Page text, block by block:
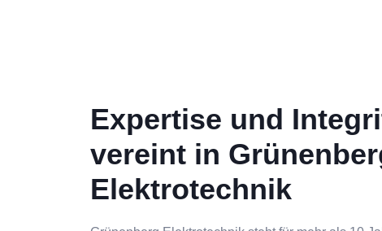
Expertise und
vereint in
Elektrotechnik